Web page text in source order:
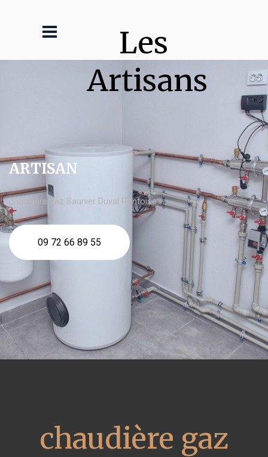
Les
Artisans
ARTISAN
chaudière gaz Saunier Duval Pontoise
09 72 66 89 55
chaudière gaz